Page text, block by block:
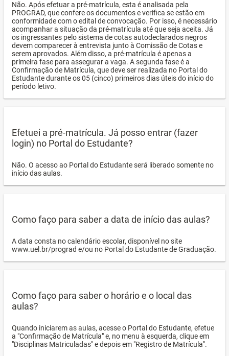
Não. Após efetuar a pré-matrícula, esta é analisada pela
PROGRAD, que confere os documentos e verifica se estão em
conformidade com o edital de convocação. Por isso, é necessário
acompanhar a situação da pré-matrícula até que seja aceita. Já
os ingressantes pelo sistema de cotas autodeclarados negros
devem comparecer à entrevista junto à Comissão de Cotas e
serem aprovados. Além disso, a pré-matrícula é apenas a
primeira fase para assegurar a vaga. A segunda fase é a
Confirmação de Matrícula, que deve ser realizada no Portal do
Estudante durante os 05 (cinco) primeiros dias úteis do início do
período letivo.
Efetuei a pré-matrícula. Já posso entrar (fazer
login) no Portal do Estudante?
Não. O acesso ao Portal do Estudante será liberado somente no
início das aulas.
Como faço para saber a data de início das aulas?
A data consta no calendário escolar, disponível no site
www.uel.br/prograd e/ou no Portal do Estudante de Graduação.
Como faço para saber o horário e o local das
aulas?
Quando iniciarem as aulas, acesse o Portal do Estudante, efetue
a "Confirmação de Matrícula" e, no menu à esquerda, clique em
"Disciplinas Matriculadas" e depois em "Registro de Matrícula".